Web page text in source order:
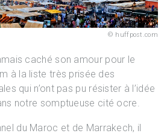
huffpost.com
caché son amour pour le
à la liste très prisée des
qui n’ont pas pu résister à l’idée
notre somptueuse cité ocre.
du Maroc et de Marrakech, il